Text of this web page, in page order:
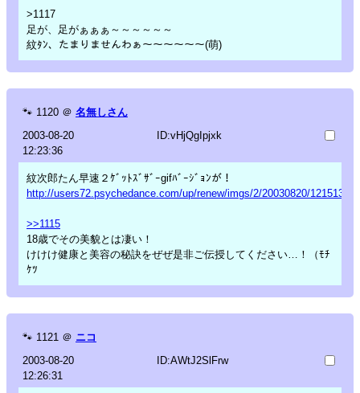
>1117
足が、足がぁぁぁ～～～～～～
紋ﾀﾝ、たまりませんわぁ～～～～～～(萌)
🐾 1120 ＠ 名無しさん
2003-08-20
12:23:36
ID:vHjQgIpjxk
紋次郎たん早速２ｹﾞｯﾄｽﾞｻﾞｰgifﾊﾞｰｼﾞｮﾝが！
http://users72.psychedance.com/up/renew/imgs/2/20030820/
>>1115
18歳でその美貌とは凄い！
けけけ健康と美容の秘訣をぜぜ是非ご伝授してください…！（ﾓﾁ
ｹﾂ
🐾 1121 ＠ ニコ
2003-08-20
12:26:31
ID:AWtJ2SlFrw